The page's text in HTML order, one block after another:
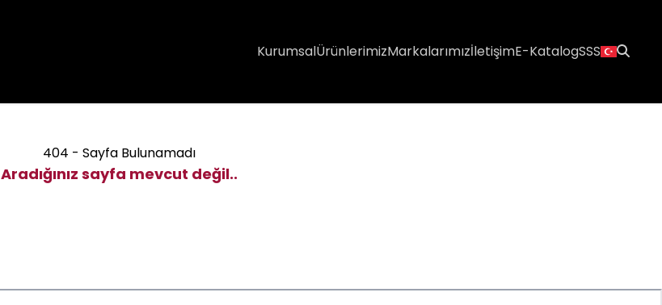
KurumsalÜrünlerimizMarkalarımızİletişimE-KatalogSSS
404 - Sayfa Bulunamadı
Aradığınız sayfa mevcut değil..